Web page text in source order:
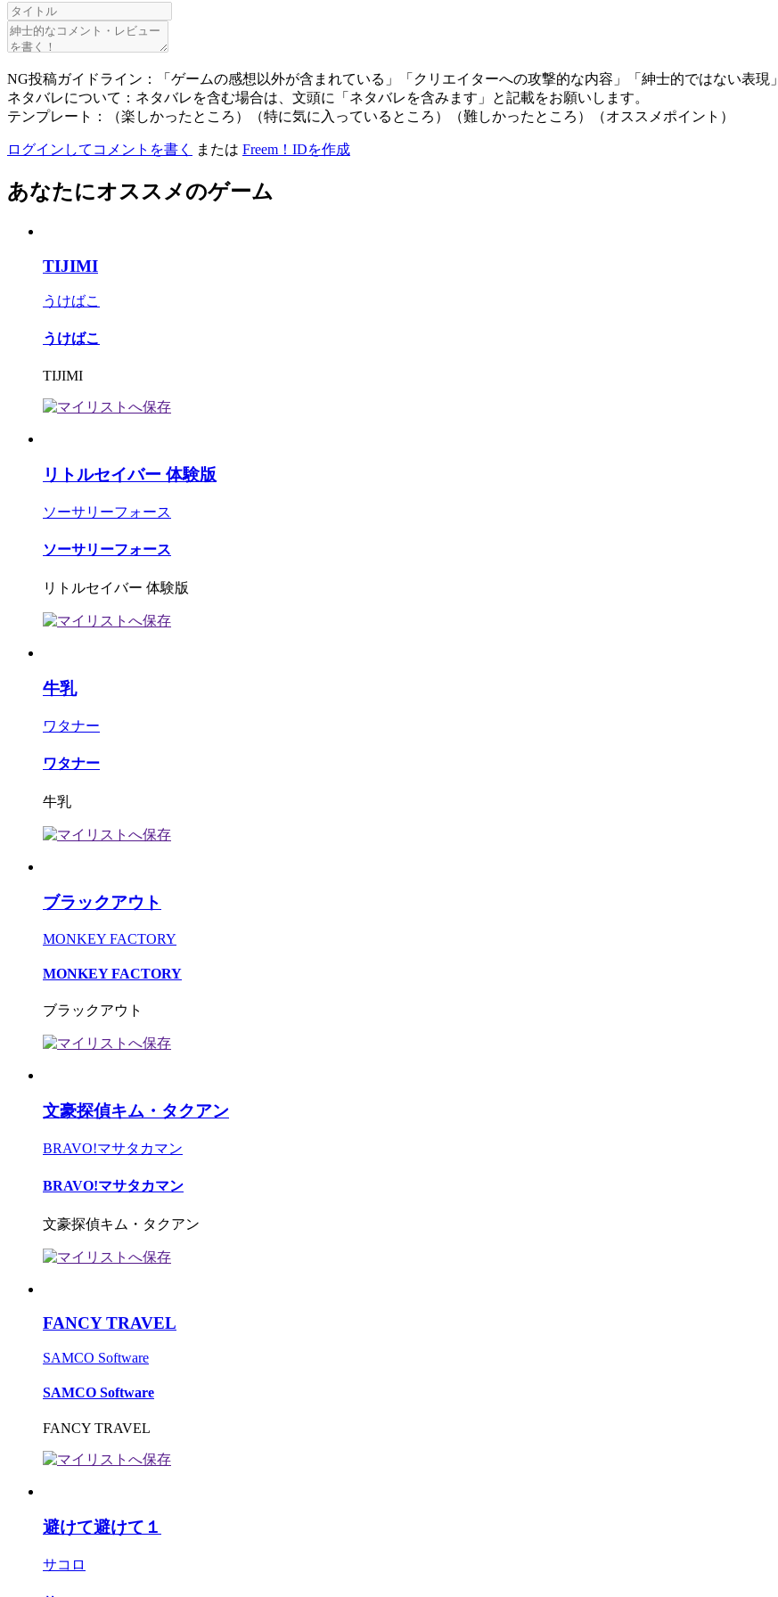
NG投稿ガイドライン：「ゲームの感想以外が含まれている」「クリエイターへの攻撃的な内容」「紳士的ではない表現」
ネタバレについて：ネタバレを含む場合は、文頭に「ネタバレを含みます」と記載をお願いします。
テンプレート：（楽しかったところ）（特に気に入っているところ）（難しかったところ）（オススメポイント）
ログインしてコメントを書く または Freem！IDを作成
あなたにオススメのゲーム
TIJIMI
うけばこ
うけばこ
TIJIMI
リトルセイバー 体験版
ソーサリーフォース
ソーサリーフォース
リトルセイバー 体験版
牛乳
ワタナー
ワタナー
牛乳
ブラックアウト
MONKEY FACTORY
MONKEY FACTORY
ブラックアウト
文豪探偵キム・タクアン
BRAVO!マサタカマン
BRAVO!マサタカマン
文豪探偵キム・タクアン
FANCY TRAVEL
SAMCO Software
SAMCO Software
FANCY TRAVEL
避けて避けて１
サコロ